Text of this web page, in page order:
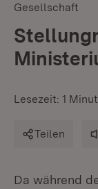
Gesellschaft
Lesezeit: 1
Teilen
Da während